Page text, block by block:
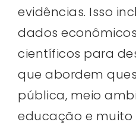
evidências. Isso
dados
científicos para
que abordem
pública, meio
educação e muito